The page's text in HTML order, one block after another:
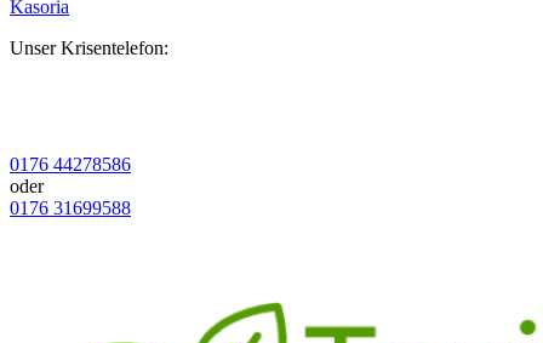
Kasoria
Unser Krisentelefon:
0176 44278586
oder
0176 31699588